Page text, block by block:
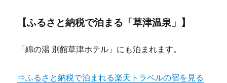
【ふるさと納税で泊まる「草津温泉」】
「綿の湯 別館草津ホテル」にも泊まれます。
⇒ふるさと納税で泊まれる楽天トラベルの宿を見る